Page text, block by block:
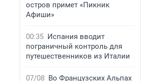
остров примет «Пикник
Афиши»
00:35 Испания вводит
пограничный контроль для
путешественников из Италии
07/08 Во Французских Альпах